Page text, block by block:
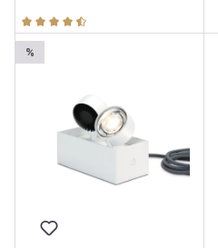
Durchschnittliche Bewertung
%